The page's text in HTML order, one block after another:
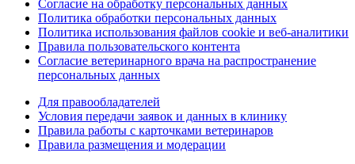
Согласие на обработку персональных данных
Политика обработки персональных данных
Политика использования файлов cookie и веб-аналитики
Правила пользовательского контента
Согласие ветеринарного врача на распространение
персональных данных
Для правообладателей
Условия передачи заявок и данных в клинику
Правила работы с карточками ветеринаров
Правила размещения и модерации